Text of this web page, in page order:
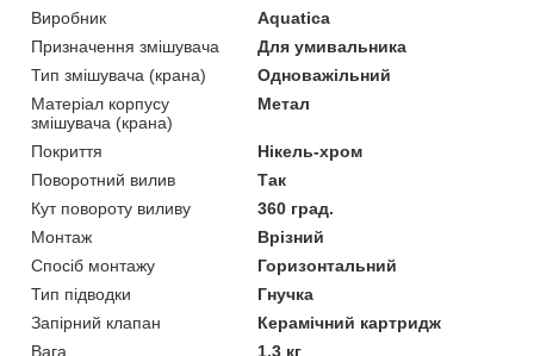
Виробник
Aquatica
Призначення змішувача
Для умивальника
Тип змішувача (крана)
Одноважільний
Матеріал корпусу
змішувача (крана)
Метал
Покриття
Нікель-хром
Поворотний вилив
Так
Кут повороту виливу
360 град.
Монтаж
Врізний
Спосіб монтажу
Горизонтальний
Тип підводки
Гнучка
Запірний клапан
Керамічний картридж
Вага
1.3 кг